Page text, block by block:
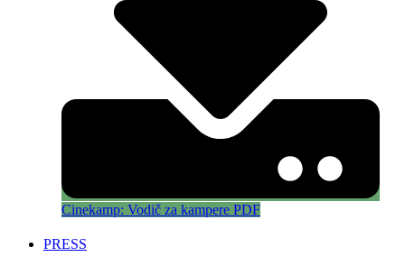
Cinekamp: Vodič za kampere PDF
PRESS